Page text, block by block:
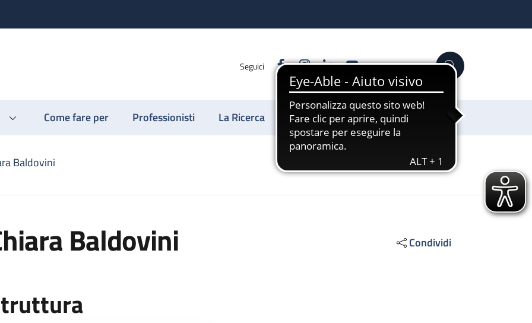
Seguici FacebookInstagram
LinkedinYouTube Cerca
Come fare per Professionisti La Ricerca Sostienici
Baldovini
Baldovini Condividi